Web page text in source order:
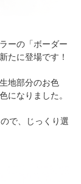
ーの「ボーダー
たに登場です！
地部分のお色
になりました。
で、じっくり選